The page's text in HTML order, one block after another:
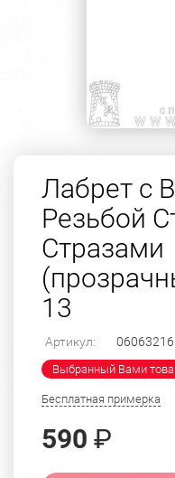
Лабрет с
Резьбой
Стразами
13
Артикул: 06063216
Выбранный Вами
Бесплатная примерка
590 ₽